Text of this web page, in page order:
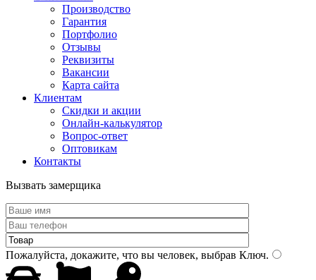
Производство
Гарантия
Портфолио
Отзывы
Реквизиты
Вакансии
Карта сайта
Клиентам
Скидки и акции
Онлайн-калькулятор
Вопрос-ответ
Оптовикам
Контакты
Вызвать замерщика
Пожалуйста, докажите, что вы человек, выбрав Ключ.